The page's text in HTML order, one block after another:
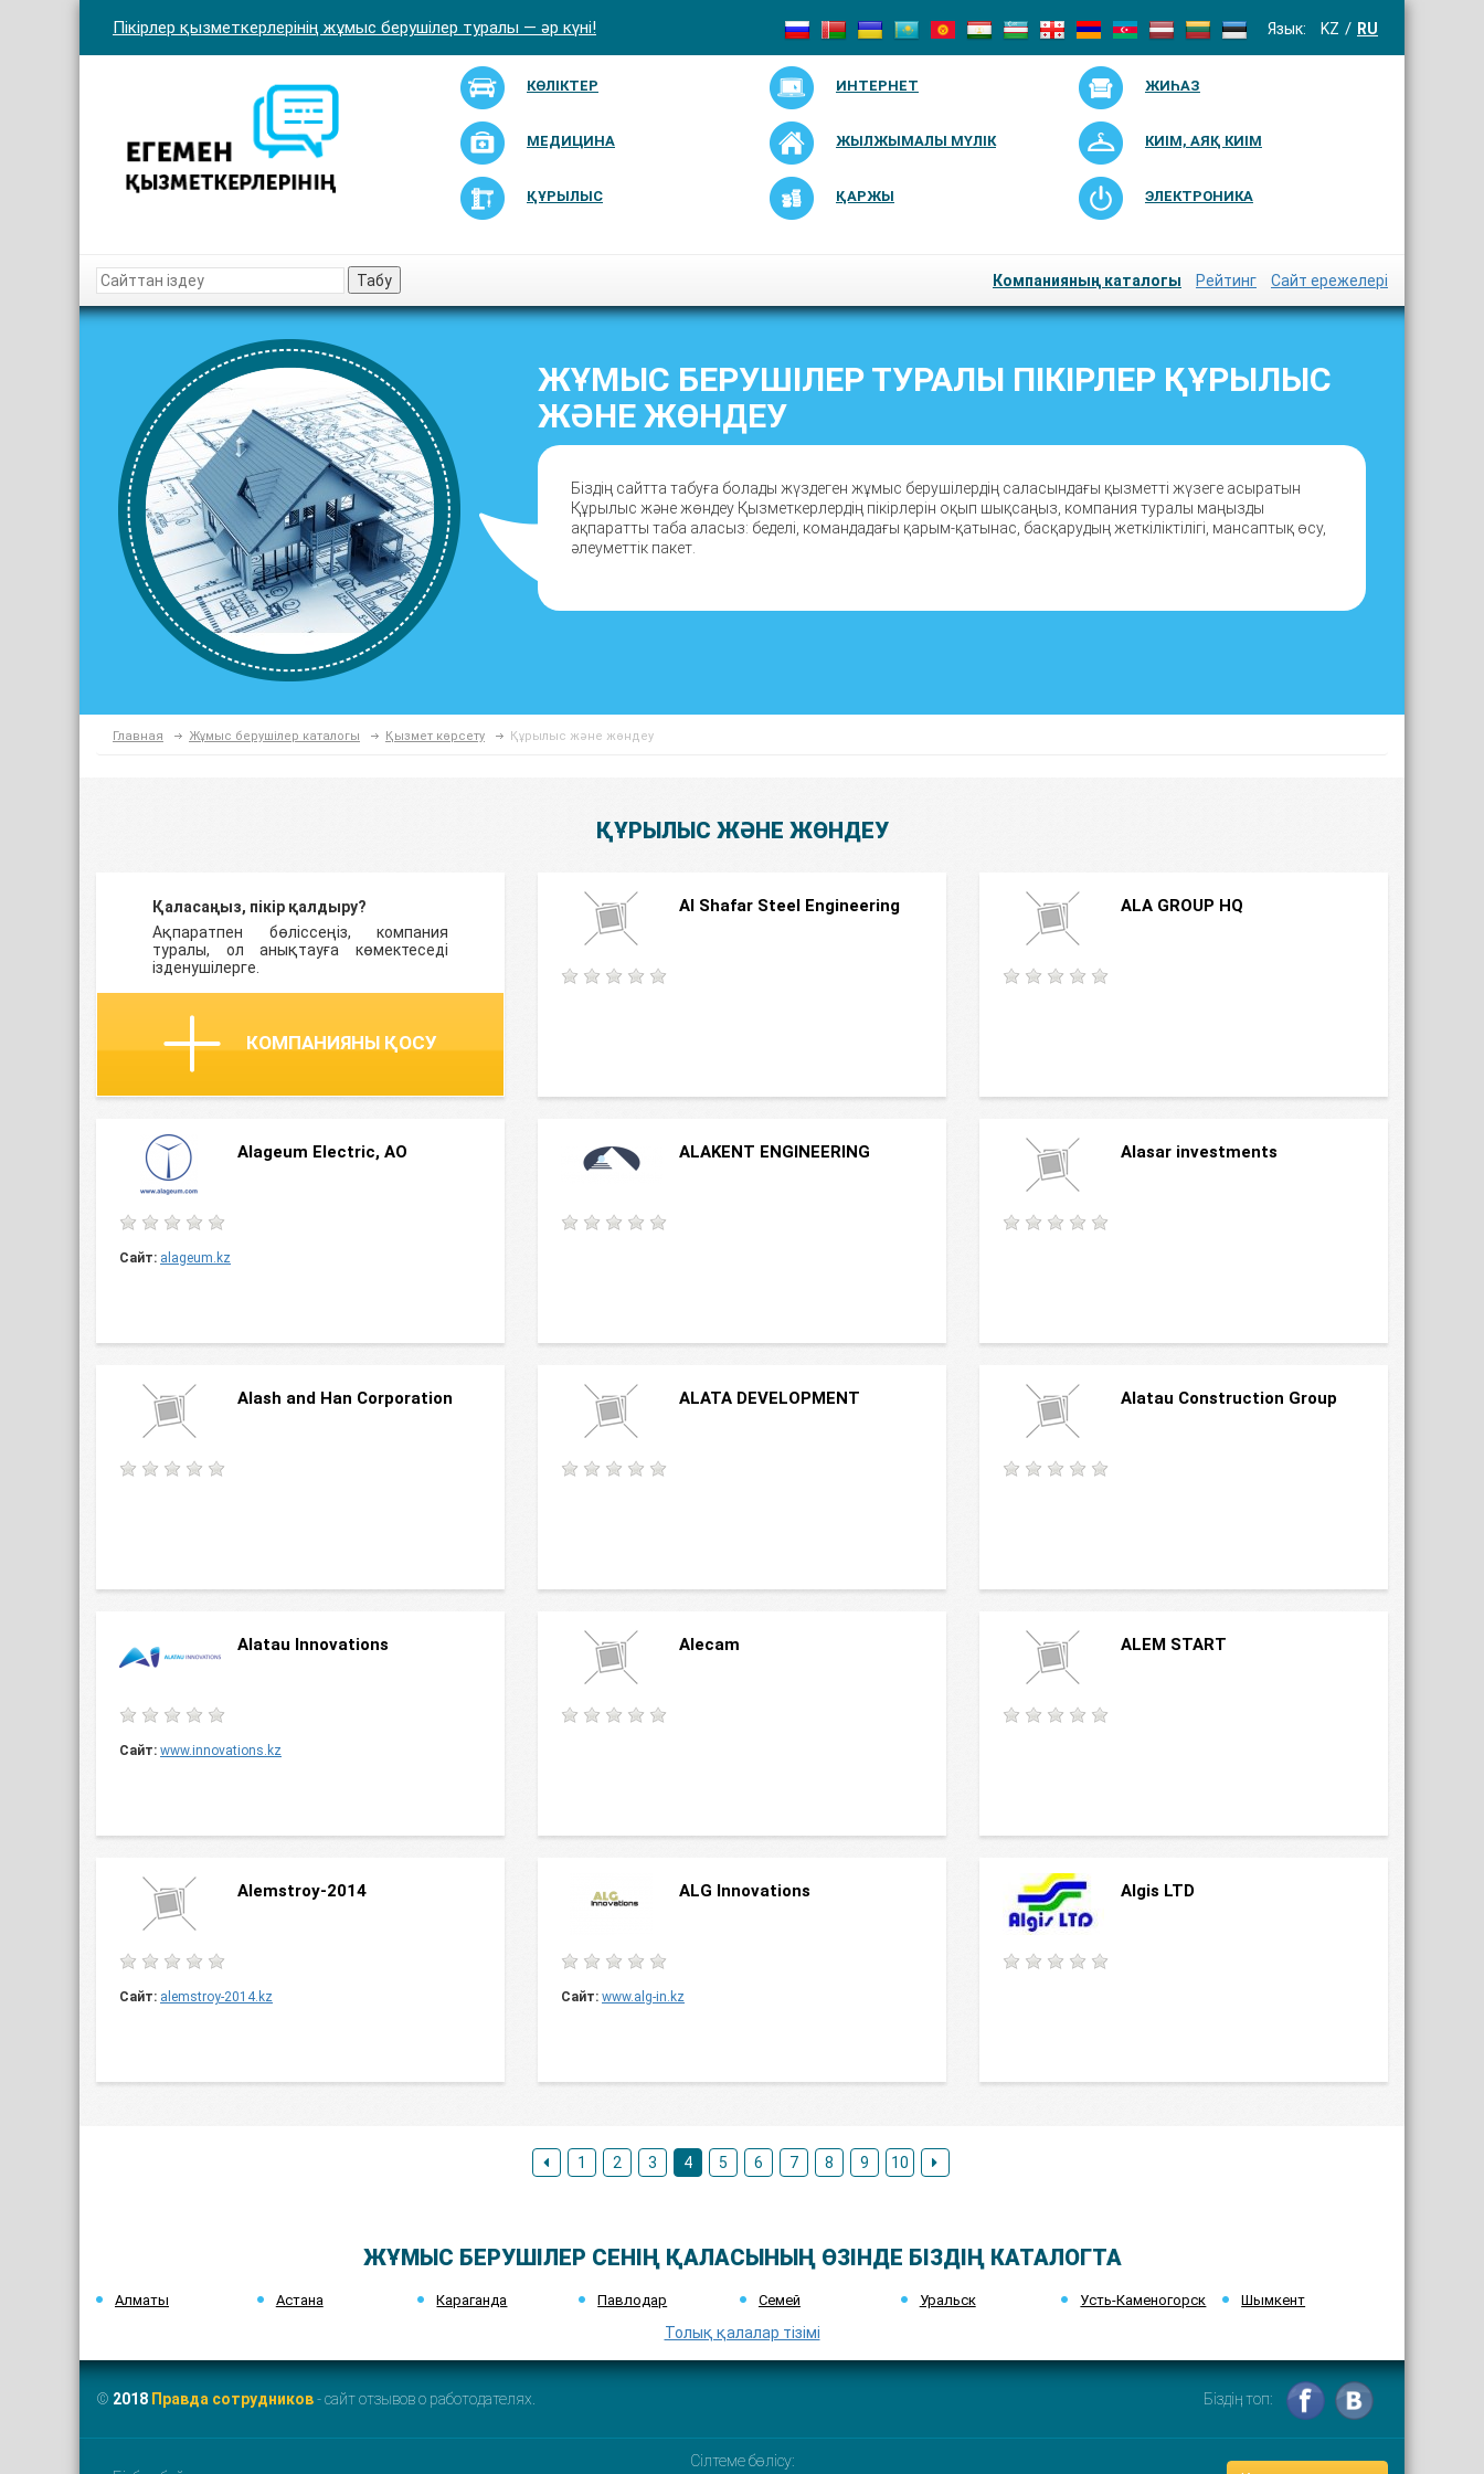
Пікірлер қызметкерлерінің жұмыс берушілер туралы — әр күні! Язык: KZ RU
КӨЛІКТЕР ИНТЕРНЕТ ЖИҺАЗ
МЕДИЦИНА ЖЫЛЖЫМАЛЫ МҮЛІК КИІМ, АЯҚ КИІМ
ҚҰРЫЛЫС ҚАРЖЫ ЭЛЕКТРОНИКА
Табу Компанияның каталогы Рейтинг Сайт ережелері
ЖҰМЫС БЕРУШІЛЕР ТУРАЛЫ ПІКІРЛЕР ҚҰРЫЛЫС
ЖӘНЕ ЖӨНДЕУ
Біздің сайтта табуға болады жүздеген жұмыс берушілердің саласындағы қызметті жүзеге асыратын
Құрылыс және жөндеу Қызметкерлердің пікірлерін оқып шықсаңыз, компания туралы маңызды
ақпаратты таба аласыз: беделі, командадағы қарым-қатынас, басқарудың жеткіліктілігі, мансаптық өсу,
әлеуметтік пакет.
Главная Жұмыс берушілер каталогы Қызмет көрсету Құрылыс және жөндеу
ҚҰРЫЛЫС ЖӘНЕ ЖӨНДЕУ
Қаласаңыз, пікір қалдыру?
Ақпаратпен бөліссеңіз, компания
туралы, ол анықтауға көмектеседі
ізденушілерге.
КОМПАНИЯНЫ ҚОСУ
Al Shafar Steel Engineering ALA GROUP HQ
Alageum Electric, АО
Сайт: alageum.kz
ALAKENT ENGINEERING Alasar investments
Alash and Han Corporation ALATA DEVELOPMENT Alatau Construction Group
Alatau Innovations
Сайт: www.innovations.kz
Alecam ALEM START
Alemstroy-2014
Сайт: alemstroy-2014.kz
ALG Innovations
Сайт: www.alg-in.kz
Algis LTD
1 2 3 4 5 6 7 8 9 10
ЖҰМЫС БЕРУШІЛЕР СЕНІҢ ҚАЛАСЫНЫҢ ӨЗІНДЕ БІЗДІҢ КАТАЛОГТА
Алматы Астана Караганда Павлодар Семей Уральск Усть-Каменогорск Шымкент
Толық қалалар тізімі
© 2018 Правда сотрудников- сайт отзывов о работодателях. Біздің топ:
Сілтеме бөлісу: